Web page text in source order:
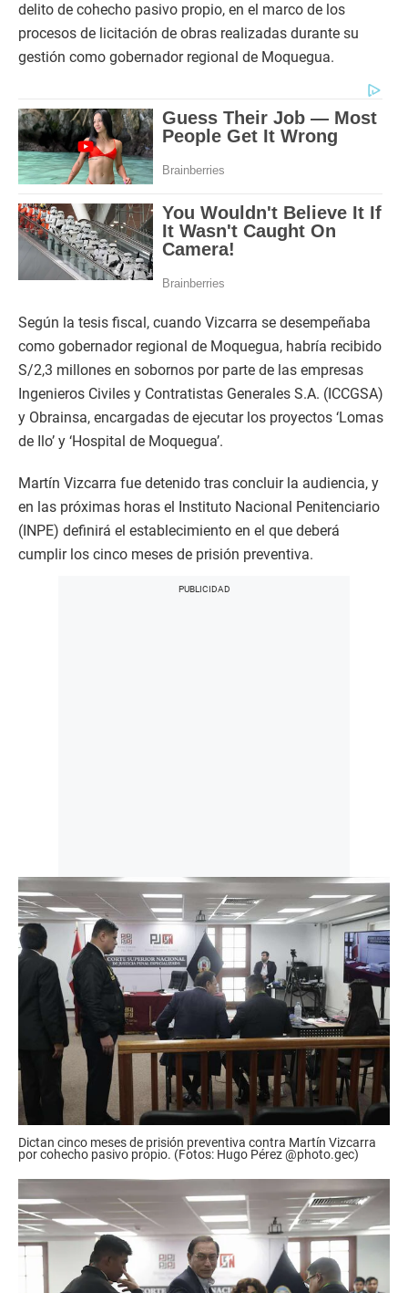
delito de cohecho pasivo propio, en el marco de los
procesos de licitación de obras realizadas durante su
gestión como gobernador regional de Moquegua.
Según la tesis fiscal, cuando Vizcarra se desempeñaba
como gobernador regional de Moquegua, habría recibido
S/2,3 millones en sobornos por parte de las empresas
Ingenieros Civiles y Contratistas Generales S.A. (ICCGSA)
y Obrainsa, encargadas de ejecutar los proyectos ‘Lomas
de Ilo’ y ‘Hospital de Moquegua’.
Martín Vizcarra fue detenido tras concluir la audiencia, y
en las próximas horas el Instituto Nacional Penitenciario
(INPE) definirá el establecimiento en el que deberá
cumplir los cinco meses de prisión preventiva.
Dictan cinco meses de prisión preventiva contra Martín Vizcarra
por cohecho pasivo propio. (Fotos: Hugo Pérez @photo.gec)